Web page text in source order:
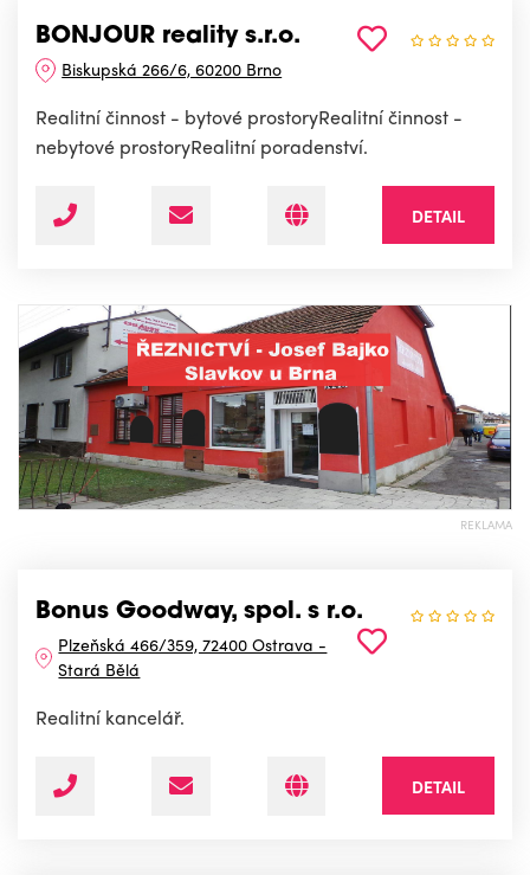
BONJOUR reality s.r.o.
Biskupská 266/6, 60200 Brno
Realitní činnost - bytové prostoryRealitní činnost -
nebytové prostoryRealitní poradenství.
DETAIL
REKLAMA
Bonus Goodway, spol. s r.o.
Plzeňská 466/359, 72400 Ostrava -
Stará Bělá
Realitní kancelář.
DETAIL